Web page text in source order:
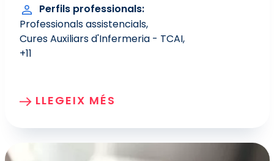
Perfils professionals
Professionals assistencials
Cures Auxiliars d'Infermeria - TCAI
+11
LLEGEIX MÉS